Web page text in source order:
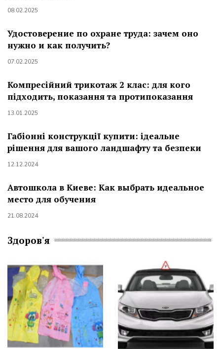
08.02.2025
Удостоверение по охране труда: зачем оно
нужно и как получить?
07.02.2025
Компресійний трикотаж 2 клас: для кого
підходить, показання та протипоказання
13.01.2025
Габіонні конструкції купити: ідеальне
рішення для вашого ландшафту та безпеки
12.12.2024
Автошкола в Киеве: Как выбрать идеальное
место для обучения
21.08.2024
Здоров'я